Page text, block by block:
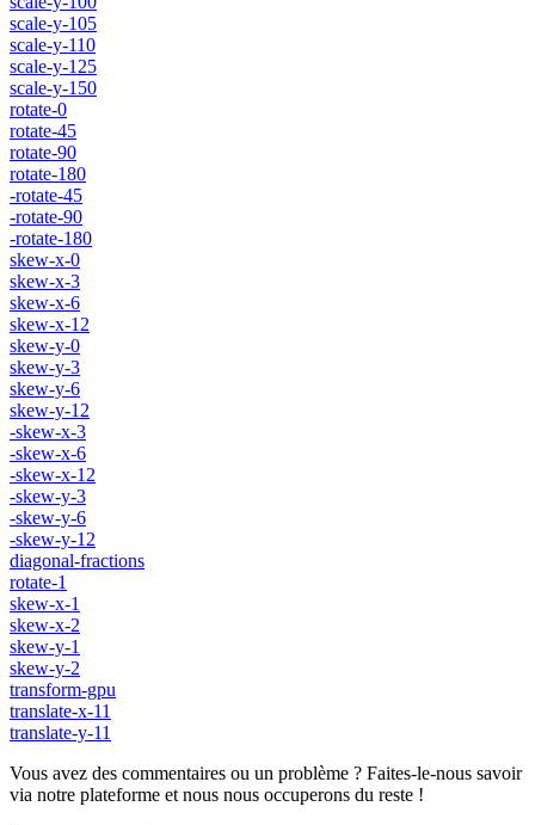
scale-y-105
scale-y-110
scale-y-125
scale-y-150
rotate-0
rotate-45
rotate-90
rotate-180
-rotate-45
-rotate-90
-rotate-180
skew-x-0
skew-x-3
skew-x-6
skew-x-12
skew-y-0
skew-y-3
skew-y-6
skew-y-12
-skew-x-3
-skew-x-6
-skew-x-12
-skew-y-3
-skew-y-6
-skew-y-12
diagonal-fractions
rotate-1
skew-x-1
skew-x-2
skew-y-1
skew-y-2
transform-gpu
translate-x-11
translate-y-11
Vous avez des commentaires ou un problème ? Faites-le-nous savoir
via notre plateforme et nous nous occuperons du reste !